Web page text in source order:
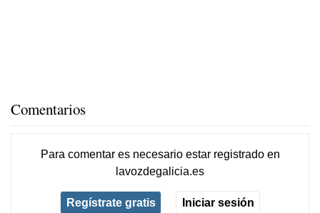
Comentarios
Para comentar es necesario estar registradoen
lavozdegalicia.es
Regístrate gratis Iniciar sesión